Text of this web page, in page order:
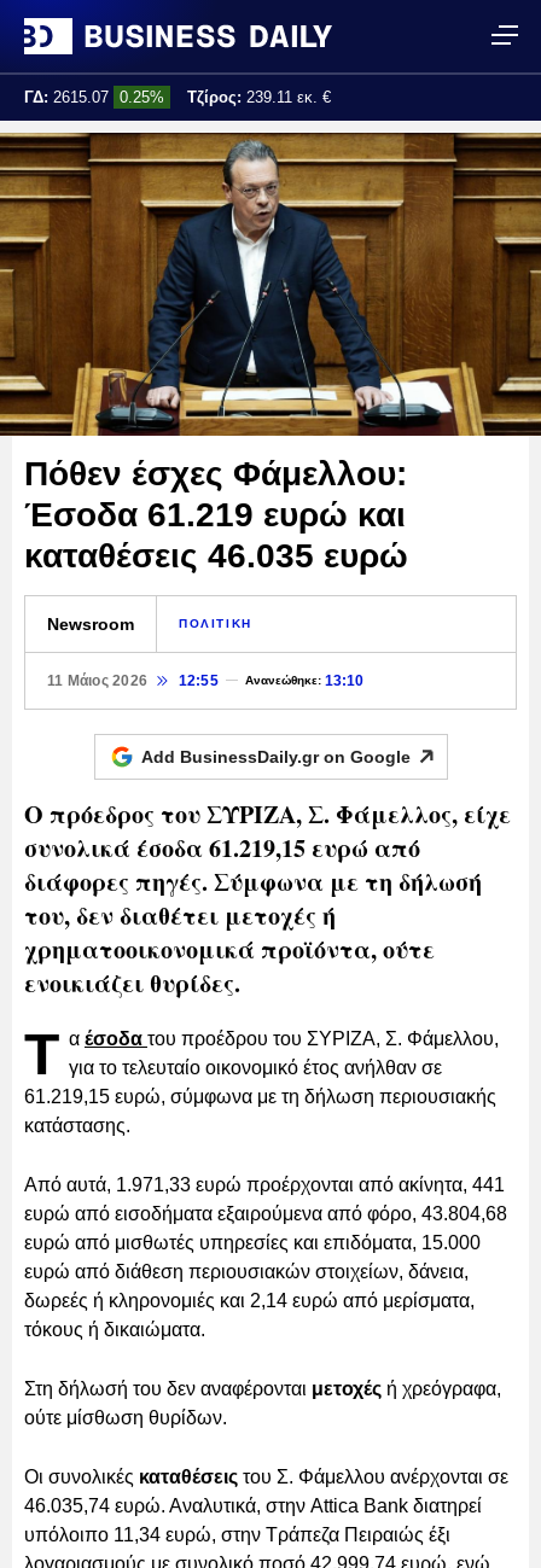
ΓΔ: 2615.07 0.25% Τζίρος: 239.11 εκ. €
Τελ. ενημέρωση: 17:25:01
Πόθεν έσχες Φάμελλου:
Έσοδα 61.219 ευρώ και
καταθέσεις 46.035 ευρώ
Newsroom ΠΟΛΙΤΙΚΗ
11 Μάιος 2026 12:55 Ανανεώθηκε:13:10
Add BusinessDaily.gr on Google
Ο πρόεδρος του ΣΥΡΙΖΑ, Σ. Φάμελλος, είχε
συνολικά έσοδα 61.219,15 ευρώ από
διάφορες πηγές. Σύμφωνα με τη δήλωσή
του, δεν διαθέτει μετοχές ή
χρηματοοικονομικά προϊόντα, ούτε
ενοικιάζει θυρίδες.
Τ α έσοδα του προέδρου του ΣΥΡΙΖΑ, Σ. Φάμελλου,
για το τελευταίο οικονομικό έτος ανήλθαν σε
61.219,15 ευρώ, σύμφωνα με τη δήλωση περιουσιακής
κατάστασης.
Από αυτά, 1.971,33 ευρώ προέρχονται από ακίνητα, 441
ευρώ από εισοδήματα εξαιρούμενα από φόρο, 43.804,68
ευρώ από μισθωτές υπηρεσίες και επιδόματα, 15.000
ευρώ από διάθεση περιουσιακών στοιχείων, δάνεια,
δωρεές ή κληρονομιές και 2,14 ευρώ από μερίσματα,
τόκους ή δικαιώματα.
Στη δήλωσή του δεν αναφέρονται μετοχές ή χρεόγραφα,
ούτε μίσθωση θυρίδων.
Οι συνολικές καταθέσεις του Σ. Φάμελλου ανέρχονται σε
46.035,74 ευρώ. Αναλυτικά, στην Attica Bank διατηρεί
υπόλοιπο 11,34 ευρώ, στην Τράπεζα Πειραιώς έξι
λογαριασμούς με συνολικό ποσό 42.999,74 ευρώ, ενώ